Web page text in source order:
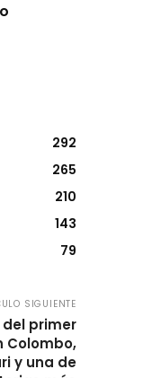
292
265
210
143
79
SIGUIENTE
del primer
Colombo,
y una de